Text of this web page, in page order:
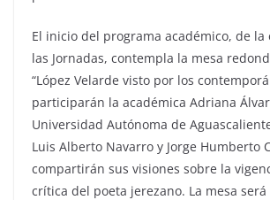
El inicio del programa académico, de la
las Jornadas, contempla la mesa
“López Velarde visto por los
participarán la académica Adriana
Universidad Autónoma de
Luis Alberto Navarro y Jorge Humberto
compartirán sus visiones sobre la
crítica del poeta jerezano. La mesa